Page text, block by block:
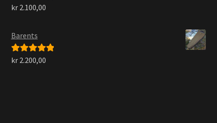
Vurdert 5.00
kr2.100,00
Barents
Vurdert 5.00
kr2.200,00